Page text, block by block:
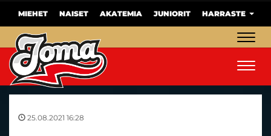
MIEHET NAISET AKATEMIA JUNIORIT HARRASTE
25.08.2021 16:28